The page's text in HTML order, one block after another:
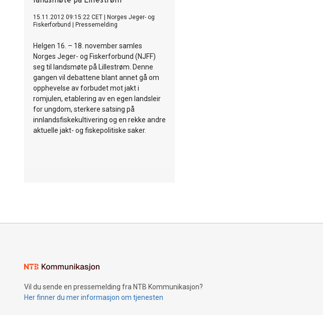
15.11.2012 09:15:22 CET
Norges Jeger- og
Fiskerforbund
Pressemelding
Helgen 16. – 18. november samles
Norges Jeger- og Fiskerforbund (NJFF)
seg til landsmøte på Lillestrøm. Denne
gangen vil debattene blant annet gå om
opphevelse av forbudet mot jakt i
romjulen, etablering av en egen landsleir
for ungdom, sterkere satsing på
innlandsfiskekultivering og en rekke andre
aktuelle jakt- og fiskepolitiske saker.
Vil du sende en pressemelding fra NTB Kommunikasjon?
Her finner du mer informasjon om tjenesten